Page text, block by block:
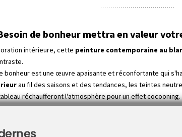
de bonheur mettra en valeur
intérieure, cette peinture contemporaine au
bonheur est une œuvre apaisante et réconfortante qui
au fil des saisons et des tendances, les teintes
réchaufferont l'atmosphère pour un effet cocooning.
élément de déco phare de votre décoration intérieure.
canapé, d'une cheminée ou d'un meuble comme
est une composition épurée, pétillante et qui respire la